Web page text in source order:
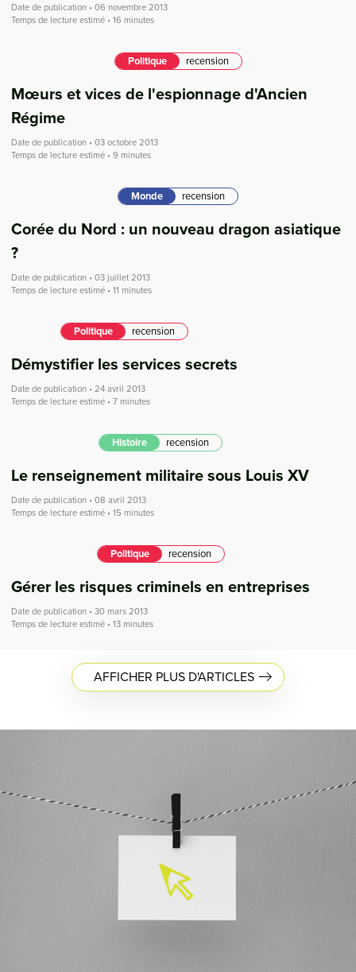
Date de publication • 06 novembre 2013
Temps de lecture estimé • 16 minutes
Politique recension
Mœurs et vices de l'espionnage d'Ancien
Régime
Date de publication • 03 octobre 2013
Temps de lecture estimé • 9 minutes
Monde recension
Corée du Nord : un nouveau dragon asiatique
?
Date de publication • 03 juillet 2013
Temps de lecture estimé • 11 minutes
Politique recension
Démystifier les services secrets
Date de publication • 24 avril 2013
Temps de lecture estimé • 7 minutes
Histoire recension
Le renseignement militaire sous Louis XV
Date de publication • 08 avril 2013
Temps de lecture estimé • 15 minutes
Politique recension
Gérer les risques criminels en entreprises
Date de publication • 30 mars 2013
Temps de lecture estimé • 13 minutes
AFFICHER PLUS D'ARTICLES